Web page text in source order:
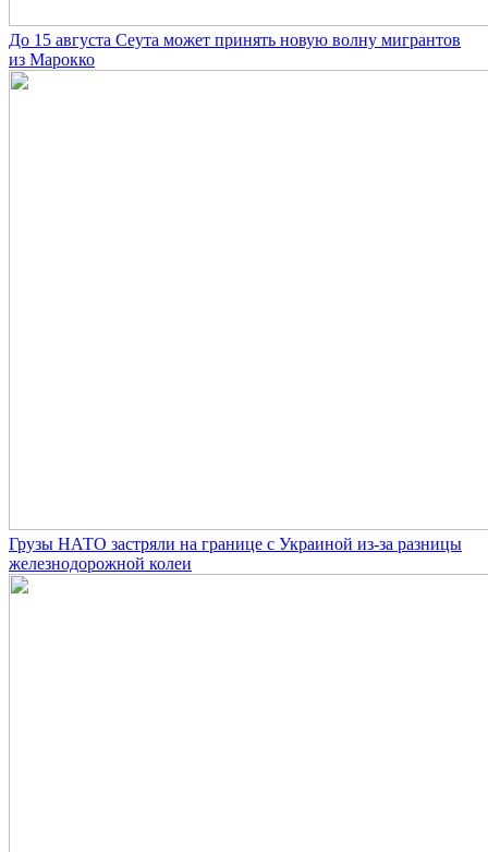
До 15 августа Сеута может принять новую волну мигрантов
из Марокко
Грузы НАТО застряли на границе с Украиной из-за разницы
железнодорожной колеи